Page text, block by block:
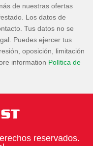
de nuestras ofertas
Los datos de
Tus datos no se
Puedes ejercer tus
oposición, limitación
information Política de
reservados.